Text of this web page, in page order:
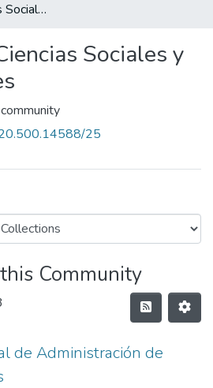
Facultad de Ciencias Sociales y Empresariales
Sociales y
25
Community
de Administración de